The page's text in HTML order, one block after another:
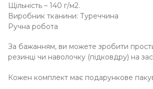
Щільність – 140 г/м2.
Виробник тканини: Туреччина
Ручна робота
За бажанням, ви можете зробити
резинці чи наволочку (підковдру) на
Кожен комплект має подарункове